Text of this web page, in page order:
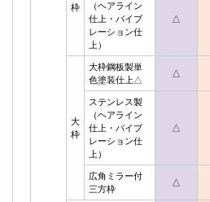
枠
（ヘアライン
仕上・バイブ
レーション仕
上）
△
大
枠
大枠鋼板製単
色塗装仕上△
△
ステンレス製
（ヘアライン
仕上・バイブ
レーション仕
上）
△
広角ミラー付
三方枠
△